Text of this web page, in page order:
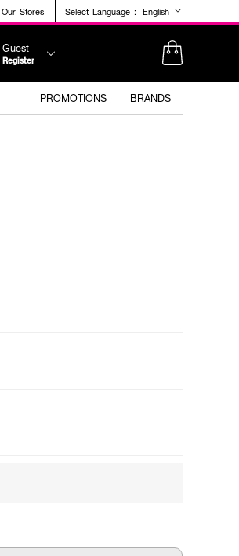
Our Stores Select Language : English
PROMOTIONS BRANDS